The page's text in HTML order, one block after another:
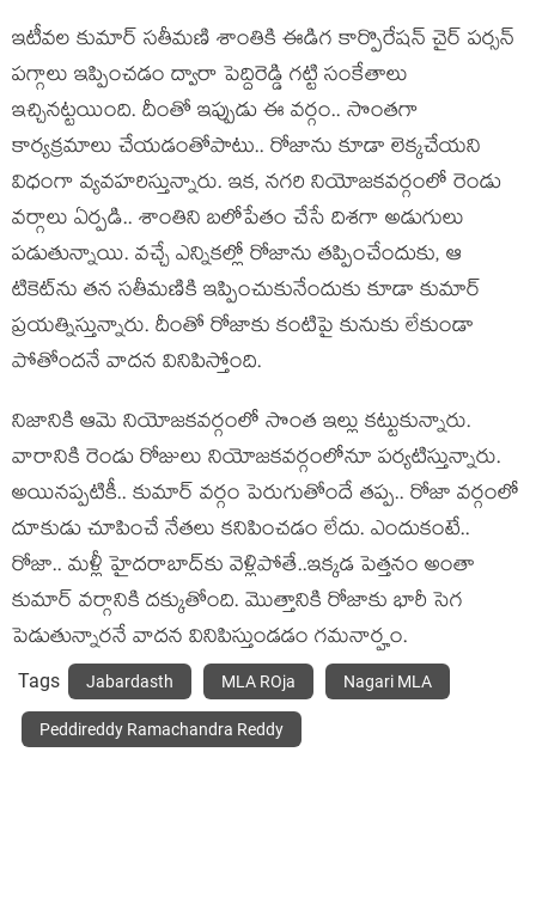
ఇటీవ‌ల కుమార్ స‌తీమ‌ణి శాంతికి ఈడిగ కార్పొరేష‌న్ చైర్ ప‌ర్స‌న్
ప‌గ్గాలు ఇప్పించ‌డం ద్వారా పెద్దిరెడ్డి గ‌ట్టి సంకేతాలు
ఇచ్చిన‌ట్టయింది. దీంతో ఇప్పుడు ఈ వ‌ర్గం.. సొంత‌గా
కార్య‌క్ర‌మాలు చేయ‌డంతోపాటు.. రోజాను కూడా లెక్క‌చేయ‌ని
విధంగా వ్య‌వ‌హ‌రిస్తున్నారు. ఇక‌, న‌గ‌రి నియోజ‌క‌వ‌ర్గంలో రెండు
వ‌ర్గాలు ఏర్ప‌డి.. శాంతిని బ‌లోపేతం చేసే దిశ‌గా అడుగులు
ప‌డుతున్నాయి. వ‌చ్చే ఎన్నిక‌ల్లో రోజాను త‌ప్పించేందుకు, ఆ
టికెట్‌ను త‌న స‌తీమ‌ణికి ఇప్పించుకునేందుకు కూడా కుమార్
ప్ర‌య‌త్నిస్తున్నారు. దీంతో రోజాకు కంటిపై కునుకు లేకుండా
పోతోంద‌నే వాద‌న వినిపిస్తోంది.
నిజానికి ఆమె నియోజ‌క‌వ‌ర్గంలో సొంత ఇల్లు క‌ట్టుకున్నారు.
వారానికి రెండు రోజులు నియోజ‌క‌వ‌ర్గంలోనూ ప‌ర్య‌టిస్తున్నారు.
అయిన‌ప్ప‌టికీ.. కుమార్ వ‌ర్గం పెరుగుతోందే త‌ప్ప‌.. రోజా వ‌ర్గంలో
దూకుడు చూపించే నేత‌లు క‌నిపించ‌డం లేదు. ఎందుకంటే..
రోజా.. మ‌ళ్లీ హైద‌రాబాద్‌కు వెళ్లిపోతే..ఇక్క‌డ పెత్త‌నం అంతా
కుమార్ వ‌ర్గానికి ద‌క్కుతోంది. మొత్తానికి రోజాకు భారీ సెగ
పెడుతున్నార‌నే వాద‌న వినిపిస్తుండ‌డం గ‌మ‌నార్హం.
Tags Jabardasth MLA ROja Nagari MLA
Peddireddy Ramachandra Reddy